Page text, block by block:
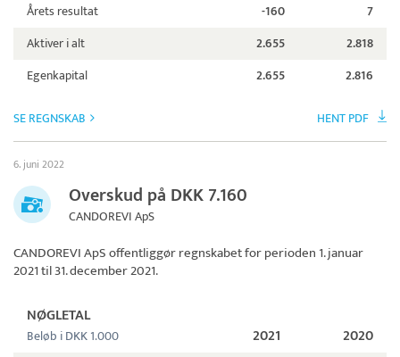
Årets resultat
-160
7
Aktiver i alt
2.655
2.818
Egenkapital
2.655 2.816
SE REGNSKAB HENT PDF
6. juni 2022
Overskud på DKK 7.160
CANDOREVI ApS
CANDOREVI ApSoffentliggør regnskabet for perioden 1. januar
2021 til 31. december 2021.
NØGLETAL
Beløb i DKK 1.000 2021 2020